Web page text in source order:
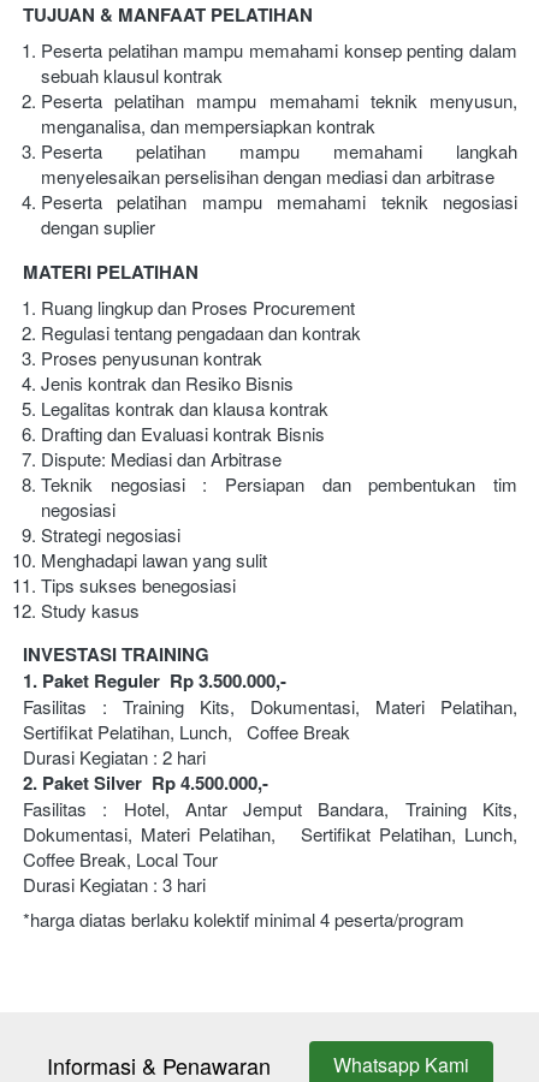
TUJUAN & MANFAAT PELATIHAN
Peserta pelatihan mampu memahami konsep penting dalam
sebuah klausul kontrak
Peserta pelatihan mampu memahami teknik menyusun,
menganalisa, dan mempersiapkan kontrak
Peserta pelatihan mampu memahami langkah
menyelesaikan perselisihan dengan mediasi dan arbitrase
Peserta pelatihan mampu memahami teknik negosiasi
dengan suplier
MATERI PELATIHAN
Ruang lingkup dan Proses Procurement
Regulasi tentang pengadaan dan kontrak
Proses penyusunan kontrak
Jenis kontrak dan Resiko Bisnis
Legalitas kontrak dan klausa kontrak
Drafting dan Evaluasi kontrak Bisnis
Dispute: Mediasi dan Arbitrase
Teknik negosiasi : Persiapan dan pembentukan tim
negosiasi
Strategi negosiasi
Menghadapi lawan yang sulit
Tips sukses benegosiasi
Study kasus
INVESTASI TRAINING
1. Paket Reguler  Rp 3.500.000,-
Fasilitas : Training Kits, Dokumentasi, Materi Pelatihan,
Sertifikat Pelatihan, Lunch,   Coffee Break
Durasi Kegiatan : 2 hari
2. Paket Silver  Rp 4.500.000,-
Fasilitas : Hotel, Antar Jemput Bandara, Training Kits,
Dokumentasi, Materi Pelatihan,   Sertifikat Pelatihan, Lunch,
Coffee Break, Local Tour
Durasi Kegiatan : 3 hari
*harga diatas berlaku kolektif minimal 4 peserta/program
Informasi & Penawaran `
Whatsapp Kami